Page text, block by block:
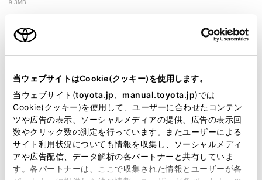
当ウェブサイトはCookie(クッキー)を使用します。
当ウェブサイト(toyota.jp manual.toyota.jp)では
Cookie(クッキー)を使用して、ユーザーに合わせたコンテン
ツや広告の表示、ソーシャルメディアの提供、広告の表示回
数やクリック数の測定を行っています。またユーザーによる
サイト利用状況についても情報を収集し、ソーシャルメディ
アや広告配信、データ解析の各パートナーと共有していま
す。各パートナーは、ここで収集された情報とユーザーが各
9.3MB
ご利用の条件
以下の「ご利用の条件」を読み、ご同意いただいたうえでご利用
ください。